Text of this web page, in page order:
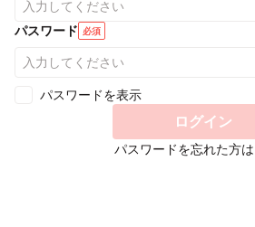
パスワード 必須
パスワードを表示
ログイン
パスワードを忘れた方は